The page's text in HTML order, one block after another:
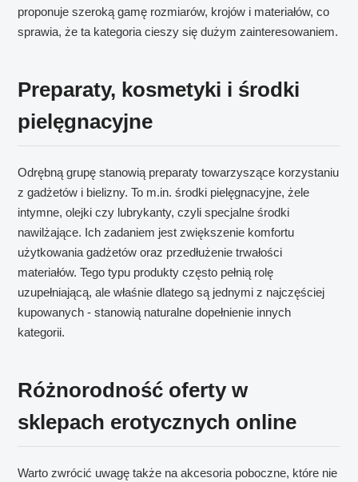
proponuje szeroką gamę rozmiarów, krojów i materiałów, co
sprawia, że ta kategoria cieszy się dużym zainteresowaniem.
Preparaty, kosmetyki i środki
pielęgnacyjne
Odrębną grupę stanowią preparaty towarzyszące korzystaniu
z gadżetów i bielizny. To m.in. środki pielęgnacyjne, żele
intymne, olejki czy lubrykanty, czyli specjalne środki
nawilżające. Ich zadaniem jest zwiększenie komfortu
użytkowania gadżetów oraz przedłużenie trwałości
materiałów. Tego typu produkty często pełnią rolę
uzupełniającą, ale właśnie dlatego są jednymi z najczęściej
kupowanych - stanowią naturalne dopełnienie innych
kategorii.
Różnorodność oferty w
sklepach erotycznych online
Warto zwrócić uwagę także na akcesoria poboczne, które nie